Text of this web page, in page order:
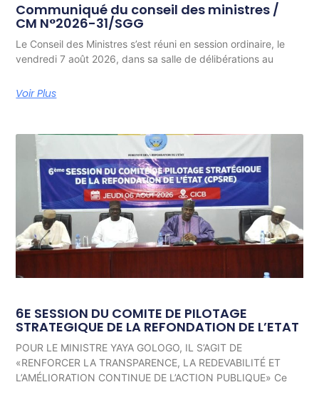
Communiqué du conseil des ministres /
CM N°2026-31/SGG
Le Conseil des Ministres s’est réuni en session ordinaire, le
vendredi 7 août 2026, dans sa salle de délibérations au
Voir Plus
6E SESSION DU COMITE DE PILOTAGE
STRATEGIQUE DE LA REFONDATION DE L’ETAT
POUR LE MINISTRE YAYA GOLOGO, IL S’AGIT DE
«RENFORCER LA TRANSPARENCE, LA REDEVABILITÉ ET
L’AMÉLIORATION CONTINUE DE L’ACTION PUBLIQUE» Ce